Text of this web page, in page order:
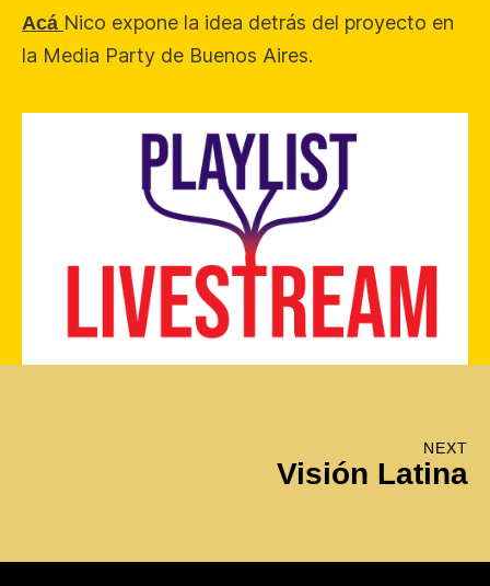
Acá Nico expone la idea detrás del proyecto en
la Media Party de Buenos Aires.
NEXT
Visión Latina